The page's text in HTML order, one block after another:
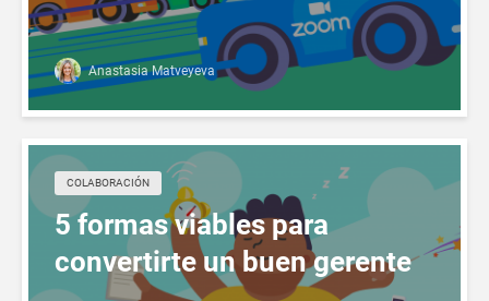
Anastasia Matveyeva
СOLABORACIÓN
5 formas viables para
convertirte un buen gerente